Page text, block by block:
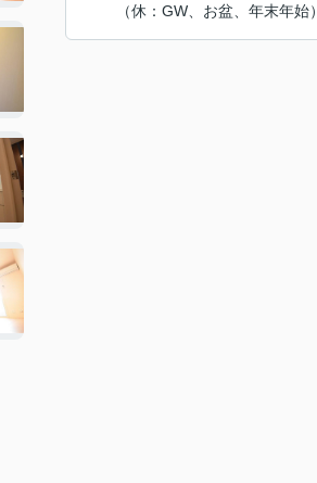
（休：GW、お盆、年末年始）